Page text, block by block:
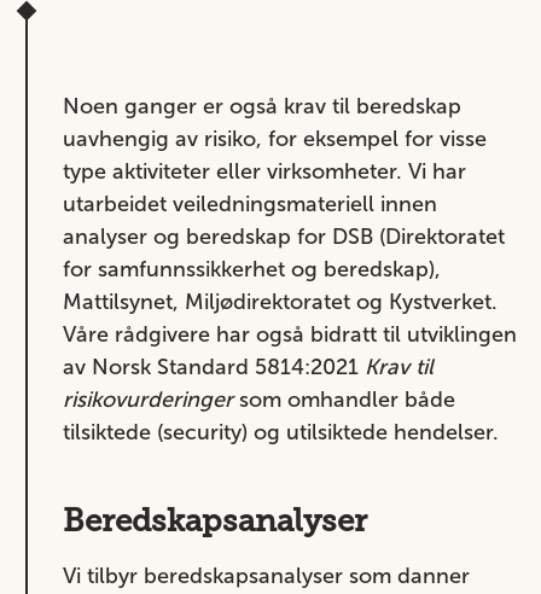
Noen ganger er også krav til beredskap
uavhengig av risiko, for eksempel for visse
type aktiviteter eller virksomheter. Vi har
utarbeidet veiledningsmateriell innen
analyser og beredskap for DSB (Direktoratet
for samfunnssikkerhet og beredskap),
Mattilsynet, Miljødirektoratet og Kystverket.
Våre rådgivere har også bidratt til utviklingen
av Norsk Standard 5814:2021 Krav til
risikovurderingersom omhandler både
tilsiktede (security) og utilsiktede hendelser.
Beredskapsanalyser
Vi tilbyr beredskapsanalyser som danner